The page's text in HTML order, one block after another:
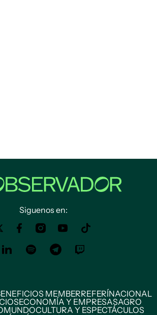
Siguenos en:
MEMBERREFERÍNACIONAL
ECONOMÍA Y EMPRESASAGRO
MUNDOCULTURA Y ESPECTÁCULOS